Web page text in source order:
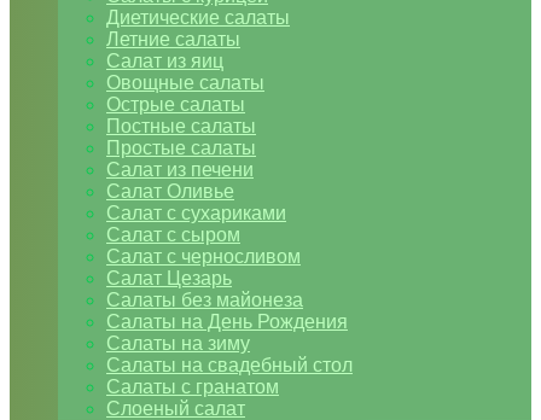
Диетические салаты
Летние салаты
Салат из яиц
Овощные салаты
Острые салаты
Постные салаты
Простые салаты
Салат из печени
Салат Оливье
Салат с сухариками
Салат с сыром
Салат с черносливом
Салат Цезарь
Салаты без майонеза
Салаты на День Рождения
Салаты на зиму
Салаты на свадебный стол
Салаты с гранатом
Слоеный салат